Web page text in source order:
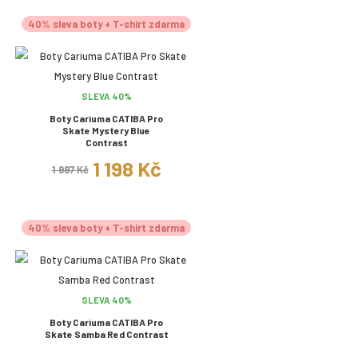
40% sleva boty + T-shirt zdarma
SLEVA 40%
Boty Cariuma CATIBA Pro
Skate Mystery Blue
Contrast
1 997 Kč 1 198 Kč
40% sleva boty + T-shirt zdarma
SLEVA 40%
Boty Cariuma CATIBA Pro
Skate Samba Red Contrast